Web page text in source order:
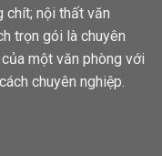
chít; nội thất văn
trọn gói là chuyên
một văn phòng với
chuyên nghiệp.